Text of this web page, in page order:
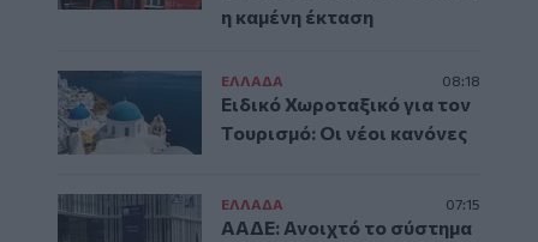
η καμένη έκταση
ΕΛΛAΔΑ 08:18
Ειδικό Χωροταξικό για τον
Τουρισμό: Οι νέοι κανόνες
ΕΛΛAΔΑ 07:15
ΑΑΔΕ: Ανοιχτό το σύστημα